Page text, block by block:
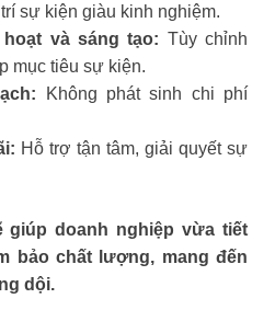
sự kiện giàu kinh nghiệm.
và sáng tạo: Tùy chỉnh
mục tiêu sự kiện.
Không phát sinh chi phí
Hỗ trợ tận tâm, giải quyết sự
giúp doanh nghiệp vừa tiết
bảo chất lượng, mang đến
dội.